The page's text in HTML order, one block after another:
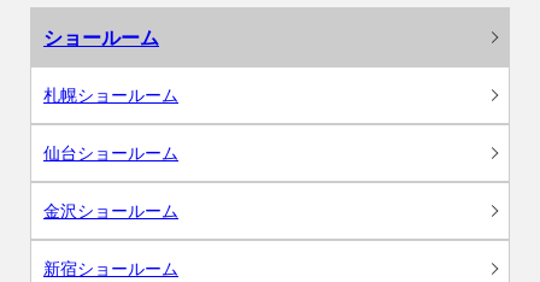
ショールーム
札幌ショールーム
仙台ショールーム
金沢ショールーム
新宿ショールーム